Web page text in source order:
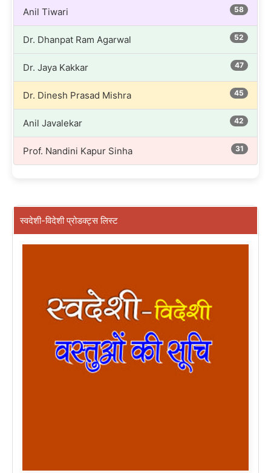
Anil Tiwari 58
Dr. Dhanpat Ram Agarwal 52
Dr. Jaya Kakkar 47
Dr. Dinesh Prasad Mishra 45
Anil Javalekar 42
Prof. Nandini Kapur Sinha 31
स्वदेशी-विदेशी प्रोडक्ट्स लिस्ट